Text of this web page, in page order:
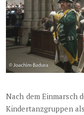
Nach dem Einmarsch
Kindertanzgruppen